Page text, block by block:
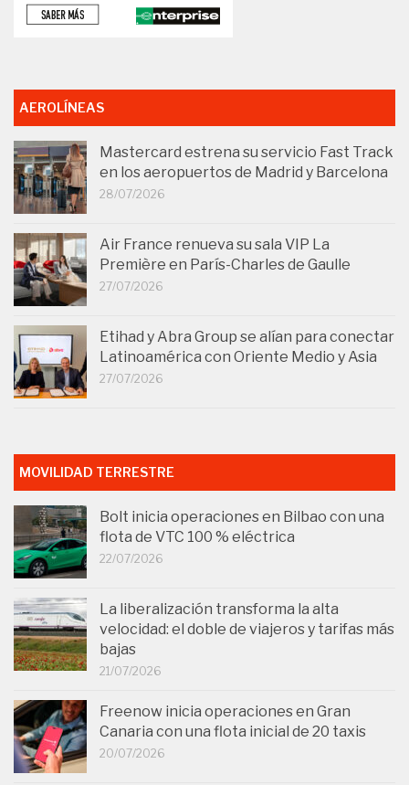
AEROLÍNEAS
Mastercard estrena su servicio Fast Track
en los aeropuertos de Madrid y Barcelona
28/07/2026
Air France renueva su sala VIP La
Première en París-Charles de Gaulle
27/07/2026
Etihad y Abra Group se alían para conectar
Latinoamérica con Oriente Medio y Asia
27/07/2026
MOVILIDAD TERRESTRE
Bolt inicia operaciones en Bilbao con una
flota de VTC 100 % eléctrica
22/07/2026
La liberalización transforma la alta
velocidad: el doble de viajeros y tarifas más
bajas
21/07/2026
Freenow inicia operaciones en Gran
Canaria con una flota inicial de 20 taxis
20/07/2026